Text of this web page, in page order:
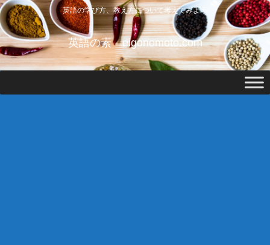
英語の学び方、教え方について考えてみよう
英語の素 eigonomoto.com